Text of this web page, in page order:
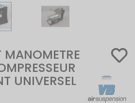
MANOMETRE
UNIVERSEL